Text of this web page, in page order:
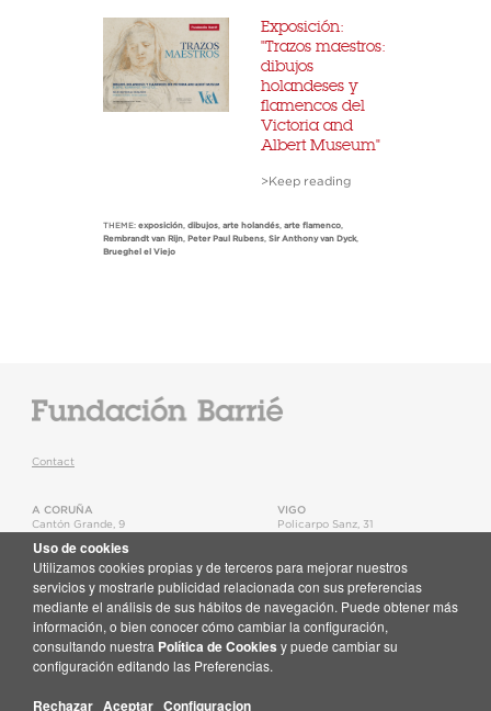
Exposición:
"Trazos maestros:
dibujos
holandeses y
flamencos del
Victoria and
Albert Museum"
>Keep reading
THEME: exposición, dibujos, arte holandés, arte flamenco,
Rembrandt van Rijn, Peter Paul Rubens, Sir Anthony van Dyck,
Brueghel el Viejo
Contact
A CORUÑA
Cantón Grande, 9
T.+34 981 22 15 25
Map
VIGO
Policarpo Sanz, 31
Map
Receive email updates about the Fundación Barrié activities
Subscribe here
© Barrie Foundation
Uso de cookies
Utilizamos cookies propias y de terceros para mejorar nuestros
servicios y mostrarle publicidad relacionada con sus preferencias
mediante el análisis de sus hábitos de navegación. Puede obtener más
información, o bien conocer cómo cambiar la configuración,
consultando nuestra Política de Cookies y puede cambiar su
configuración editando las Preferencias.
Rechazar Aceptar Configuracion